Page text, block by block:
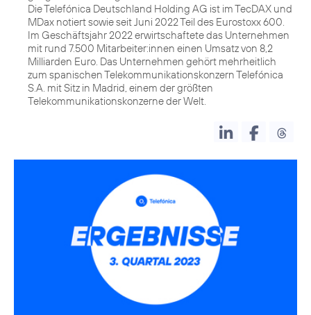
Die Telefónica Deutschland Holding AG ist im TecDAX und
MDax notiert sowie seit Juni 2022 Teil des Eurostoxx 600.
Im Geschäftsjahr 2022 erwirtschaftete das Unternehmen
mit rund 7.500 Mitarbeiter:innen einen Umsatz von 8,2
Milliarden Euro. Das Unternehmen gehört mehrheitlich
zum spanischen Telekommunikationskonzern Telefónica
S.A. mit Sitz in Madrid, einem der größten
Telekommunikationskonzerne der Welt.